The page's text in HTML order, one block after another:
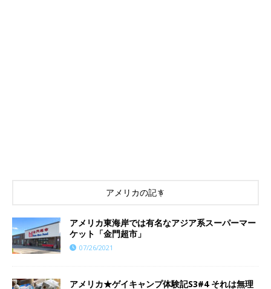
アメリカの記事
アメリカ東海岸では有名なアジア系スーパーマー
ケット「金門超市」
07/26/2021
アメリカ★ゲイキャンプ体験記S3#4 それは無理